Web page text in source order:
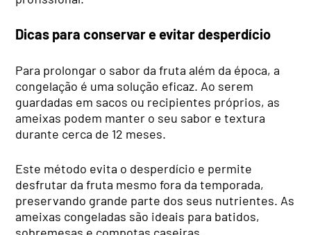
Dicas para conservar e evitar desperdício
Para prolongar o sabor da fruta além da época, a
congelação é uma solução eficaz. Ao serem
guardadas em sacos ou recipientes próprios, as
ameixas podem manter o seu sabor e textura
durante cerca de 12 meses.
Este método evita o desperdício e permite
desfrutar da fruta mesmo fora da temporada,
preservando grande parte dos seus nutrientes. As
ameixas congeladas são ideais para batidos,